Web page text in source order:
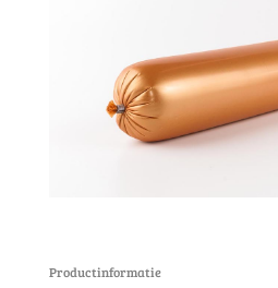
Productinformatie